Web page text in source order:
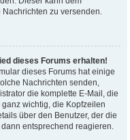
zu versenden.
dieses Forums erhalten!
dieses Forums hat einige
Nachrichten senden,
die komplette E-Mail, die
wichtig, die Kopfzeilen
über den Benutzer, der die
entsprechend reagieren.